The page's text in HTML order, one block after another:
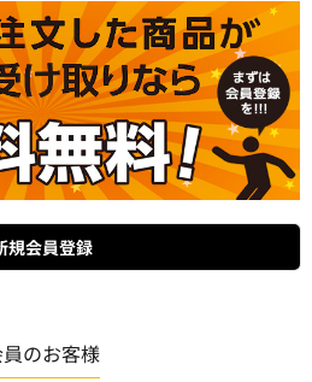
のお客様